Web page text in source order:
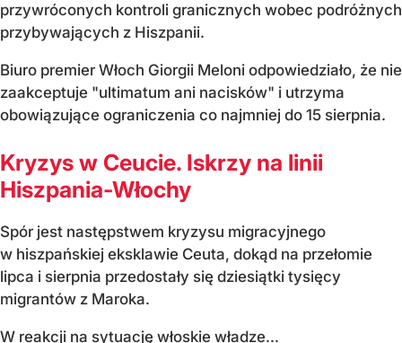
przywróconych kontroli granicznych wobec podróżnych
przybywających z Hiszpanii.
Biuro premier Włoch Giorgii Meloni odpowiedziało, że nie
zaakceptuje "ultimatum ani nacisków" i utrzyma
obowiązujące ograniczenia co najmniej do 15 sierpnia.
Kryzys w Ceucie. Iskrzy na linii
Hiszpania-Włochy
Spór jest następstwem kryzysu migracyjnego
w hiszpańskiej eksklawie Ceuta, dokąd na przełomie
lipca i sierpnia przedostały się dziesiątki tysięcy
migrantów z Maroka.
W reakcji na sytuację włoskie władze...